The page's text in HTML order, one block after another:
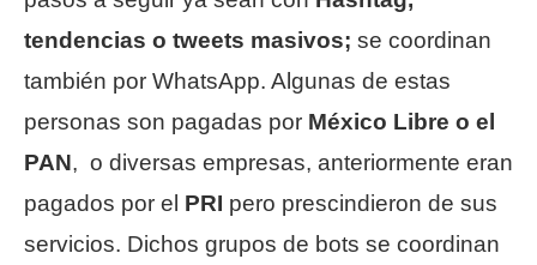
tendencias o tweets masivos; se coordinan
también por WhatsApp. Algunas de estas
personas son pagadas por México Libre o el
PAN, o diversas empresas, anteriormente eran
pagados por el PRI pero prescindieron de sus
servicios. Dichos grupos de bots se coordinan